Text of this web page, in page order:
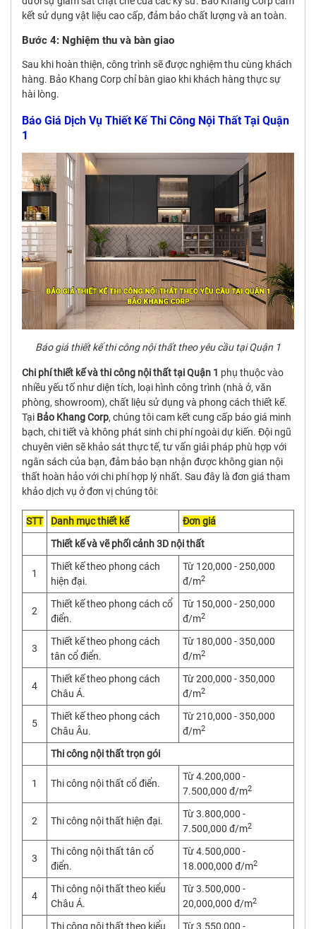
kết sử dụng vật liệu cao cấp, đảm bảo chất lượng và an toàn.
Bước 4: Nghiệm thu và bàn giao
Sau khi hoàn thiện, công trình sẽ được nghiệm thu cùng khách
hàng. Bảo Khang Corp chỉ bàn giao khi khách hàng thực sự
hài lòng.
Báo Giá Dịch Vụ Thiết Kế Thi Công Nội Thất Tại Quận
1
Báo giá thiết kế thi công nội thất theo yêu cầu tại Quận 1
Chi phí thiết kế và thi công nội thất tại Quận 1 phụ thuộc vào
nhiều yếu tố như diện tích, loại hình công trình (nhà ở, văn
phòng, showroom), chất liệu sử dụng và phong cách thiết kế.
Tại Bảo Khang Corp, chúng tôi cam kết cung cấp báo giá minh
bạch, chi tiết và không phát sinh chi phí ngoài dự kiến. Đội ngũ
chuyên viên sẽ khảo sát thực tế, tư vấn giải pháp phù hợp với
ngân sách của bạn, đảm bảo bạn nhận được không gian nội
thất hoàn hảo với chi phí hợp lý nhất. Sau đây là đơn giá tham
khảo dịch vụ ở đơn vị chúng tôi:
STT Danh mục thiết kế
Đơn giá
Thiết kế và vẽ phối cảnh 3D nội thất
1
Thiết kế theo phong cách
hiện đại.
Từ 120,000 - 250,000
đ/m2
2
Thiết kế theo phong cách cổ
điển.
Từ 150,000 - 250,000
đ/m2
3
Thiết kế theo phong cách
tân cổ điển.
Từ 180,000 - 350,000
đ/m2
4
Thiết kế theo phong cách
Châu Á.
Từ 200,000 - 350,000
đ/m2
5
Thiết kế theo phong cách
Châu Âu.
Từ 210,000 - 350,000
đ/m2
Thi công nội thất trọn gói
1 Thi công nội thất cổ điển.
Từ 4.200,000 -
7.500,000 đ/m2
2 Thi công nội thất hiện đại.
Từ 3.800,000 -
7.500,000 đ/m2
3
Thi công nội thất tân cổ
điển.
Từ 4.500,000 -
18.000,000 đ/m2
4
Thi công nội thất theo kiểu
Châu Á.
Từ 3.500,000 -
20,000,000 đ/m2
Thi công nội thất theo kiểu Từ 3.550,000 -